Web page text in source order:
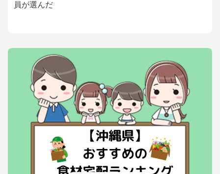
員が選んだ